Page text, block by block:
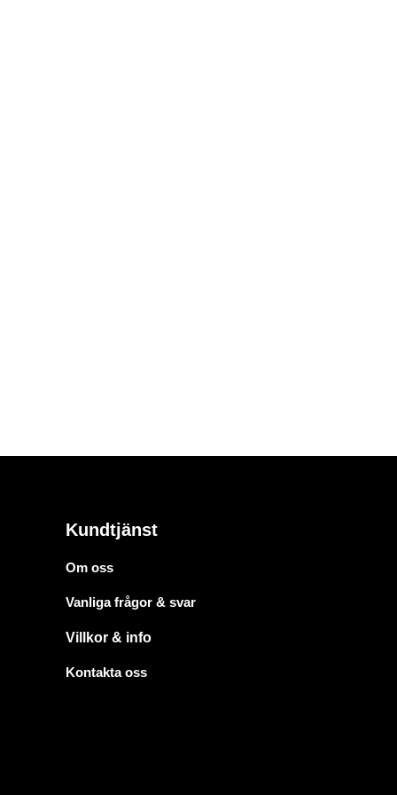
Kundtjänst
Om oss
Vanliga frågor & svar
Villkor & info
Kontakta oss